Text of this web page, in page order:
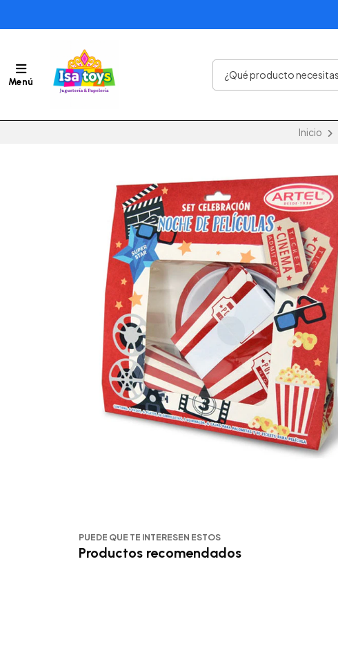
Menú
Inicio
PUEDE QUE TE INTERESEN ESTOS
Productos recomendados